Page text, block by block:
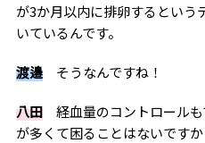
が3か月以内に排卵するという
いているんです。
渡邉そうなんですね！
八田経血量のコントロールも
が多くて困ることはないですか